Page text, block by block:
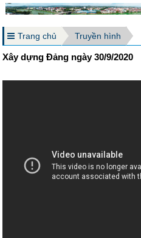
Trang chủ Truyền hình
Xây dựng Đảng ngày 30/9/2020